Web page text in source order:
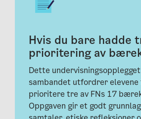
Hvis du bare hadde
prioritering av
Dette
sambandet utfordrer elevene
prioritere tre av FNs 17
Oppgaven gir et godt